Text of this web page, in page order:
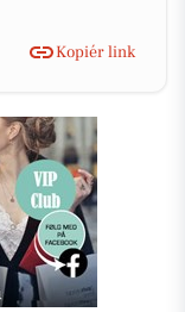
Kopiér link